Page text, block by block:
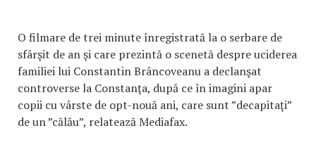
O filmare de trei minute înregistrată la o serbare de
sfârşit de an şi care prezintă o scenetă despre uciderea
familiei lui Constantin Brâncoveanu a declanşat
controverse la Constanţa, după ce în imagini apar
copii cu vârste de opt-nouă ani, care sunt ”decapitaţi”
de un ”călău”, relatează Mediafax.